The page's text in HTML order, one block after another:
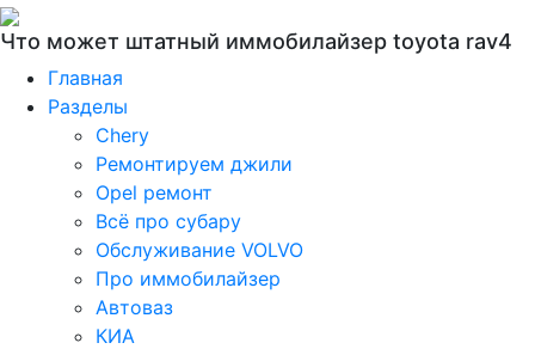
Что может штатный иммобилайзер toyota rav4
Главная
Разделы
Chery
Ремонтируем джили
Opel ремонт
Всё про субару
Обслуживание VOLVO
Про иммобилайзер
Автоваз
КИА